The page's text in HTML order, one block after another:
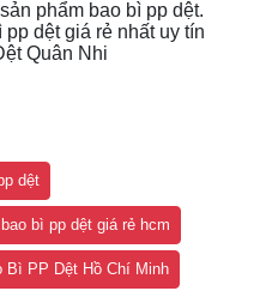
phẩm bao bì pp dệt.
dệt giá rẻ nhất uy tín
Quân Nhi
dệt
bao bì pp dệt giá rẻ hcm
Bì PP Dệt Hồ Chí Minh